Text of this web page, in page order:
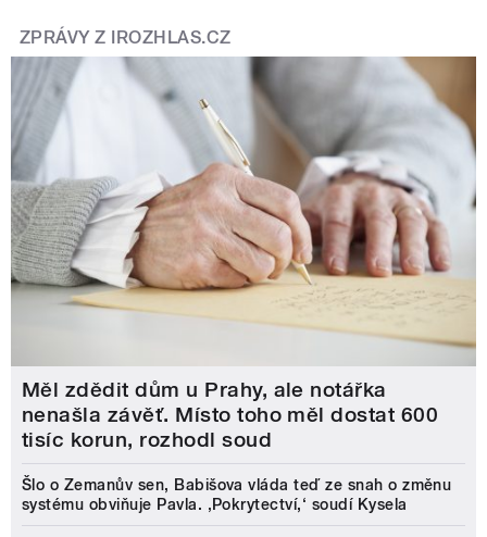
ZPRÁVY Z IROZHLAS.CZ
Měl zdědit dům u Prahy, ale notářka
nenašla závěť. Místo toho měl dostat 600
tisíc korun, rozhodl soud
Šlo o Zemanův sen, Babišova vláda teď ze snah o změnu
systému obviňuje Pavla. ‚Pokrytectví,‘ soudí Kysela